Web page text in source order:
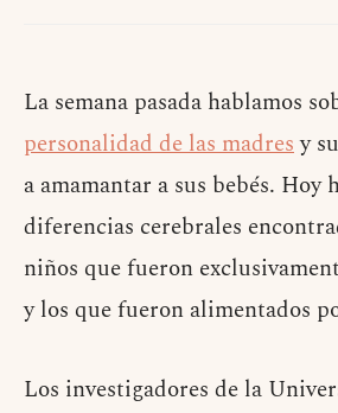
La semana pasada hablamos
personalidad de las madresy
a amamantar a sus bebés. Hoy
diferencias cerebrales
niños que fueron
y los que fueron alimentados
Los investigadores de la